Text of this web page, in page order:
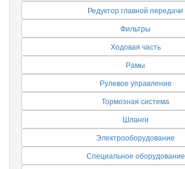
Редуктор главной передачи
Фильтры
Ходовая часть
Рамы
Рулевое управление
Тормозная система
Шланги
Электрооборудование
Специальное оборудование